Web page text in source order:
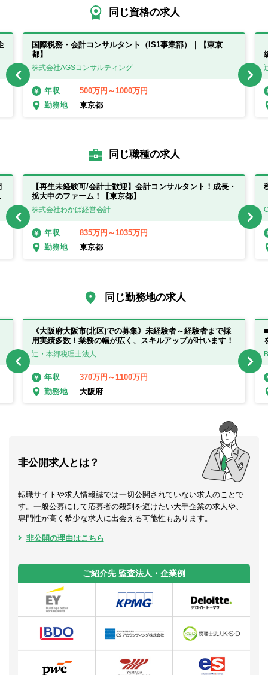
同じ資格の求人
国際税務・会計コンサルタント（IS1事業部）｜【東京
都】
株式会社AGSコンサルティング
年収
500万円～1000万円
勤務地
東京都
同じ職種の求人
【再生未経験可/会計士歓迎】会計コンサルタント！成長・
拡大中のファーム！【東京都】
株式会社わかば経営会計
年収
835万円～1035万円
勤務地
東京都
同じ勤務地の求人
《大阪府大阪市(北区)での募集》未経験者～経験者まで採
用実績多数！業務の幅が広く、スキルアップが叶います！
辻・本郷税理士法人
年収
370万円～1100万円
勤務地
大阪府
非公開求人とは？
転職サイトや求人情報誌では一切公開されていない求人のことで
す。一般公募にして応募者の殺到を避けたい大手企業の求人や、
専門性が高く希少な求人に出会える可能性もあります。
非公開の理由はこちら
ご紹介先 監査法人・企業例